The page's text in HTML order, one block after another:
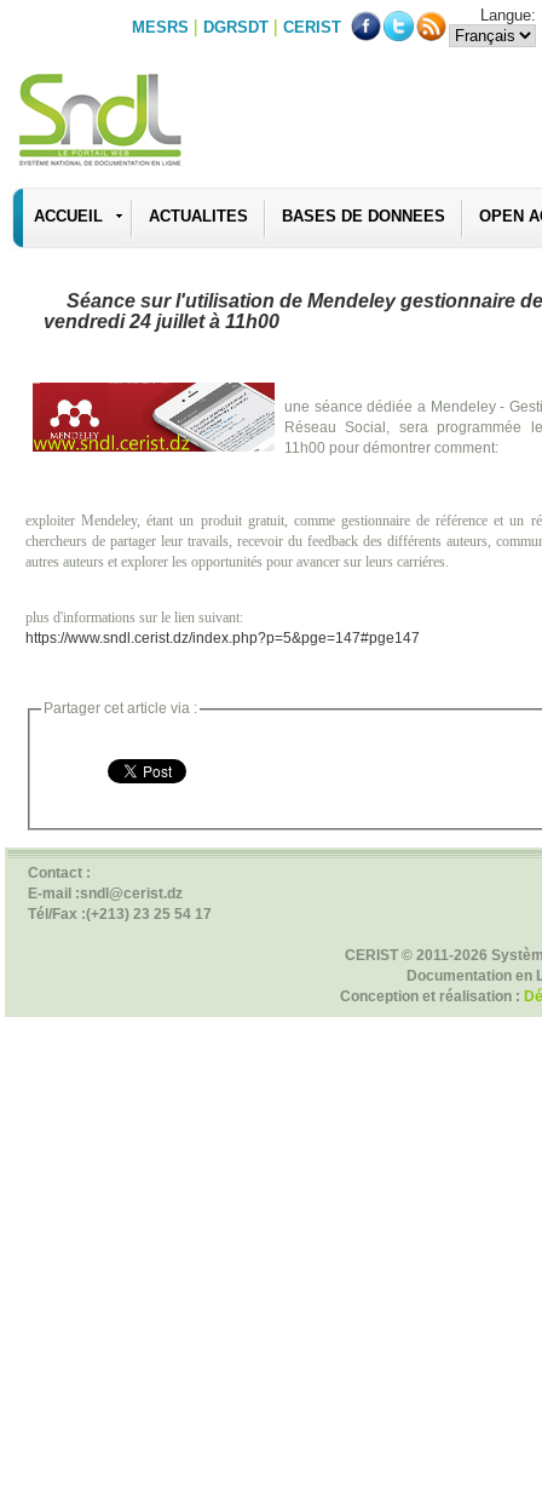
MESRS | DGRSDT | CERIST
Langue:
ACCUEIL ACTUALITES BASES DE DONNEES OPEN
Séance sur l'utilisation de Mendeley gestionnaire
vendredi 24 juillet à 11h00
une séance dédiée a Mendeley -
Réseau Social, sera programmée
11h00 pour démontrer comment:
exploiter Mendeley, étant un produit gratuit, comme gestionnaire de référence et un
chercheurs de partager leur travails, recevoir du feedback des différents auteurs,
autres auteurs et explorer les opportunités pour avancer sur leurs carriéres.
plus d'informations sur le lien suivant:
https://www.sndl.cerist.dz/index.php?p=5&pge=147#pge147
Partager cet article via :
Contact :
E-mail :sndl@cerist.dz
Tél/Fax :(+213) 23 25 54 17
CERIST © 2011-2026
Documentation en
Conception et réalisation :